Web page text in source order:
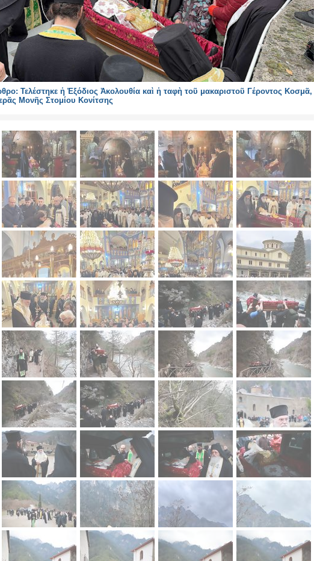
Τελέστηκε ἡ Ἐξόδιος Ἀκολουθία καὶ ἡ ταφὴ τοῦ μακαριστοῦ Γέροντος Κοσμᾶ,
Μονῆς Στομίου Κονίτσης